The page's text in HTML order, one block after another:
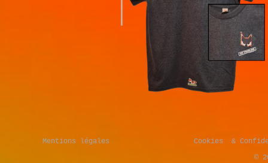
Mentions légales
Cookies &
©